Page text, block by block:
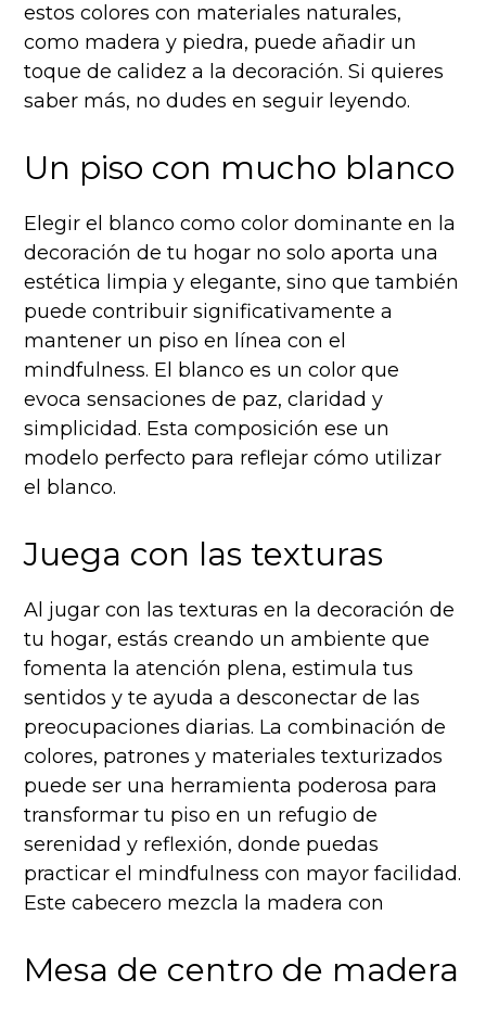
estos colores con materiales naturales,
como madera y piedra, puede añadir un
toque de calidez a la decoración. Si quieres
saber más, no dudes en seguir leyendo.
Un piso con mucho blanco
Elegir el blanco como color dominante en la
decoración de tu hogar no solo aporta una
estética limpia y elegante, sino que también
puede contribuir significativamente a
mantener un piso en línea con el
mindfulness. El blanco es un color que
evoca sensaciones de paz, claridad y
simplicidad. Esta composición ese un
modelo perfecto para reflejar cómo utilizar
el blanco.
Juega con las texturas
Al jugar con las texturas en la decoración de
tu hogar, estás creando un ambiente que
fomenta la atención plena, estimula tus
sentidos y te ayuda a desconectar de las
preocupaciones diarias. La combinación de
colores, patrones y materiales texturizados
puede ser una herramienta poderosa para
transformar tu piso en un refugio de
serenidad y reflexión, donde puedas
practicar el mindfulness con mayor facilidad.
Este cabecero mezcla la madera con
Mesa de centro de madera